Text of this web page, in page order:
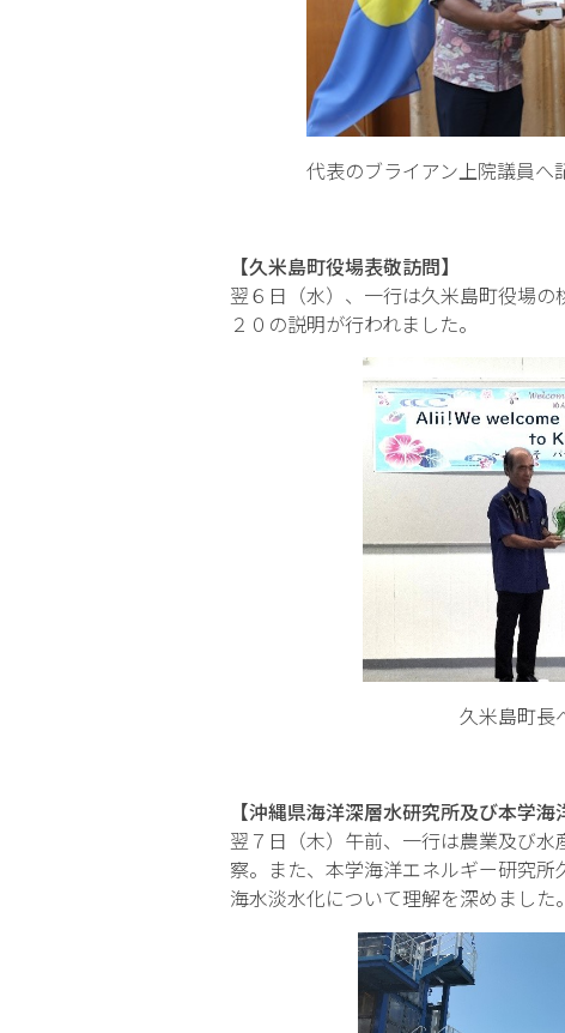
代表のブライアン上院
【久米島町役場表敬訪問】
翌６日（水）、一行は久米島町役場
２０の説明が行われました。
久米島町長へ
【沖縄県海洋深層水研究所及び本学
翌７日（木）午前、一行は農業及び
察。また、本学海洋エネルギー研究
海水淡水化について理解を深めました。